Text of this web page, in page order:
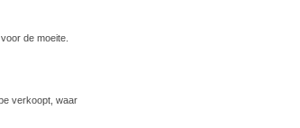
de moeite.
verkoopt, waar